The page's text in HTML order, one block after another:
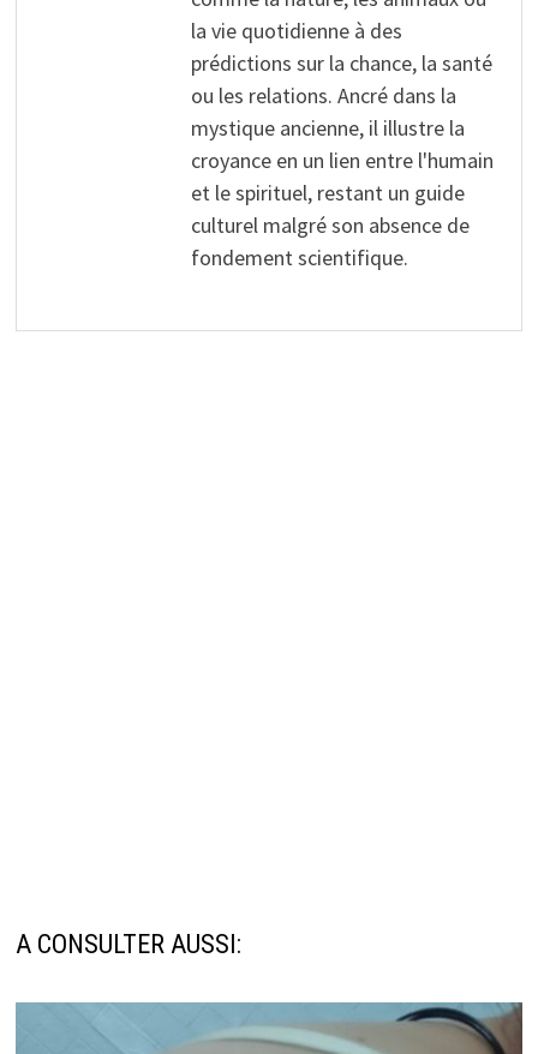
la vie quotidienne à des
prédictions sur la chance, la santé
ou les relations. Ancré dans la
mystique ancienne, il illustre la
croyance en un lien entre l'humain
et le spirituel, restant un guide
culturel malgré son absence de
fondement scientifique.
A CONSULTER AUSSI: